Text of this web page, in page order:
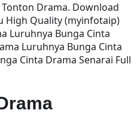
Tonton Drama. Download
High Quality (myinfotaip)
Luruhnya Bunga Cinta
Luruhnya Bunga Cinta
Cinta Drama Senarai Full